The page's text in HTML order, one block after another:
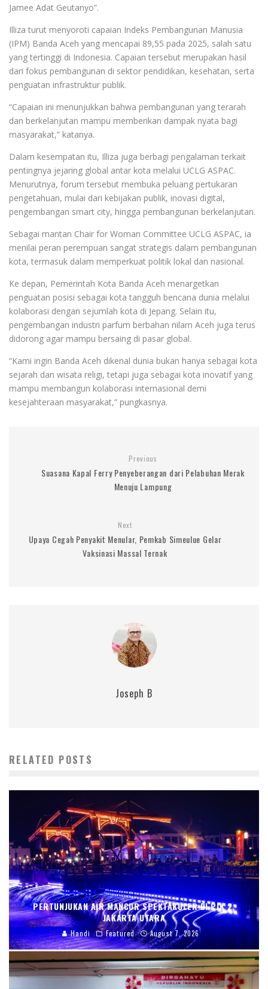
Jamee Adat Geutanyo”.
Illiza turut menyoroti capaian Indeks Pembangunan Manusia
(IPM) Banda Aceh yang mencapai 89,55 pada 2025, salah satu
yang tertinggi di Indonesia. Capaian tersebut merupakan hasil
dari fokus pembangunan di sektor pendidikan, kesehatan, serta
penguatan infrastruktur publik.
“Capaian ini menunjukkan bahwa pembangunan yang terarah
dan berkelanjutan mampu memberikan dampak nyata bagi
masyarakat,” katanya.
Dalam kesempatan itu, Illiza juga berbagi pengalaman terkait
pentingnya jejaring global antar kota melalui UCLG ASPAC.
Menurutnya, forum tersebut membuka peluang pertukaran
pengetahuan, mulai dari kebijakan publik, inovasi digital,
pengembangan smart city, hingga pembangunan berkelanjutan.
Sebagai mantan Chair for Woman Committee UCLG ASPAC, ia
menilai peran perempuan sangat strategis dalam pembangunan
kota, termasuk dalam memperkuat politik lokal dan nasional.
Ke depan, Pemerintah Kota Banda Aceh menargetkan
penguatan posisi sebagai kota tangguh bencana dunia melalui
kolaborasi dengan sejumlah kota di Jepang. Selain itu,
pengembangan industri parfum berbahan nilam Aceh juga terus
didorong agar mampu bersaing di pasar global.
“Kami ingin Banda Aceh dikenal dunia bukan hanya sebagai kota
sejarah dan wisata religi, tetapi juga sebagai kota inovatif yang
mampu membangun kolaborasi internasional demi
kesejahteraan masyarakat,” pungkasnya.
Previous
Suasana Kapal Ferry Penyeberangan dari Pelabuhan Merak
Menuju Lampung
Next
Upaya Cegah Penyakit Menular, Pemkab Simeulue Gelar
Vaksinasi Massal Ternak
Joseph B
RELATED POSTS
PERTUNJUKAN AIR MANCUR SPEKTAKULER DI PIK 2,
JAKARTA UTARA
Handi Featured August 7, 2026